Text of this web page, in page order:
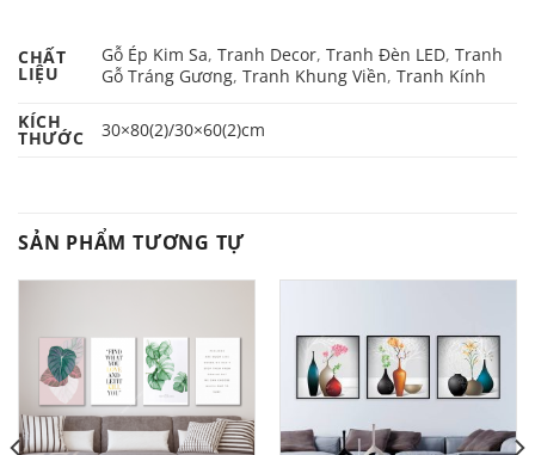
CHẤT
LIỆU
Gỗ Ép Kim Sa, Tranh Decor, Tranh Đèn LED, Tranh
Gỗ Tráng Gương, Tranh Khung Viền, Tranh Kính
KÍCH
THƯỚC 30×80(2)/30×60(2)cm
SẢN PHẨM TƯƠNG TỰ